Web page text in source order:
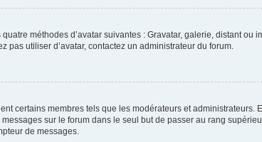
méthodes d’avatar suivantes : Gravatar, galerie, distant ou
utiliser d’avatar, contactez un administrateur du forum.
certains membres tels que les modérateurs et administrateurs.
sur le forum dans le seul but de passer au rang
de messages.